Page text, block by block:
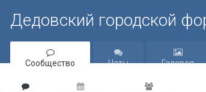
Дедовский городской
Сообщество Чаты Галерея